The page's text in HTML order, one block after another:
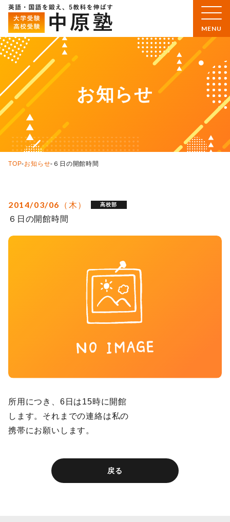
お知らせ
TOP-お知らせ- ６日の開館時間
2014/03/06（木） 高校部
６日の開館時間
所用につき、6日は15時に開館
します。それまでの連絡は私の
携帯にお願いします。
戻る